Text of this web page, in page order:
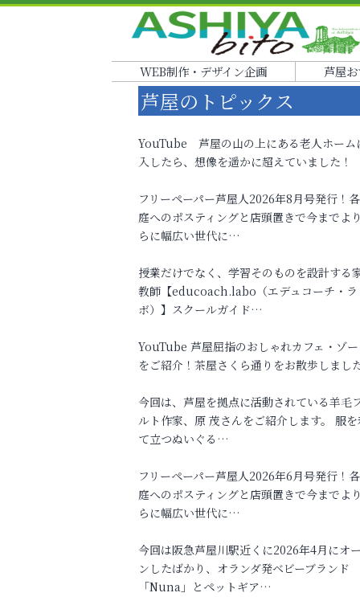
WEB制作・デザイン企画 芦屋
芦屋のトピックス
YouTube 芦屋の山の上にある老人ホーム
入したら、想像を遥かに超えていました！
フリーペーパー芦屋人2026年8月号発行！
庭へのポスティングと店頭置きで今までよ
らに幅広い世代に…
授業だけでなく、学習そのものを設計する
教師【educoach.labo（エデュコーチ・ラ
ボ）】スクールガイド…
YouTube 芦屋屈指のおしゃれカフェ・ゾ
をご紹介！茶屋さくら通りをお散歩しまし
今回は、芦屋を拠点に活動されている羊毛
ルト作家、原 茂さんをご紹介します。 服を
て立つぬいぐる…
フリーペーパー芦屋人2026年6月号発行！
庭へのポスティングと店頭置きで今までよ
らに幅広い世代に…
今回は阪急芦屋川駅近くに2026年4月にオ
ンしたばかり、オランダ発ベビーブランド
「Nuna」とペットギア…